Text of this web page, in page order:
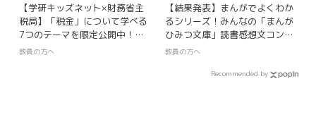
【学研キッズネット×財務省主
税局】「税金」について学べる
7つのテーマを限定公開中！
【ワークシート付き】
教員の方へ
【結果発表】まんがでよくわか
るシリーズ！みんなの「まんが
ひみつ文庫」読書感想文コンク
ール
教員の方へ
Recommended by